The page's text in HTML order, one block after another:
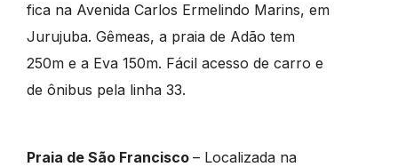
fica na Avenida Carlos Ermelindo Marins, em
Jurujuba. Gêmeas, a praia de Adão tem
250m e a Eva 150m. Fácil acesso de carro e
de ônibus pela linha 33.
Praia de São Francisco – Localizada na